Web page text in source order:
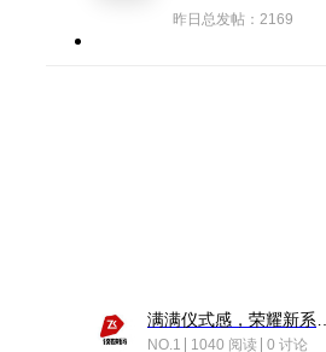
昨日总发帖：2169
NO.1 1040 阅读 0 讨论